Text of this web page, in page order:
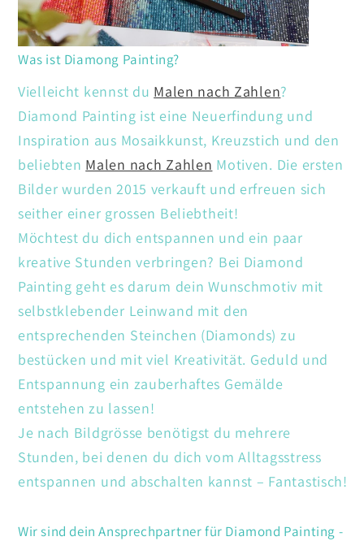
Was ist Diamong Painting?
Vielleicht kennst du Malen nach Zahlen?
Diamond Painting ist eine Neuerfindung und
Inspiration aus Mosaikkunst, Kreuzstich und den
beliebten Malen nach Zahlen Motiven. Die ersten
Bilder wurden 2015 verkauft und erfreuen sich
seither einer grossen Beliebtheit!
Möchtest du dich entspannen und ein paar
kreative Stunden verbringen? Bei Diamond
Painting geht es darum dein Wunschmotiv mit
selbstklebender Leinwand mit den
entsprechenden Steinchen (Diamonds) zu
bestücken und mit viel Kreativität. Geduld und
Entspannung ein zauberhaftes Gemälde
entstehen zu lassen!
Je nach Bildgrösse benötigst du mehrere
Stunden, bei denen du dich vom Alltagsstress
entspannen und abschalten kannst – Fantastisch!
Wir sind dein Ansprechpartner für Diamond Painting -